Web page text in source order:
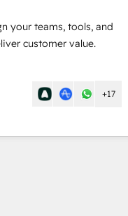
your teams, tools, and
customer value.
+17